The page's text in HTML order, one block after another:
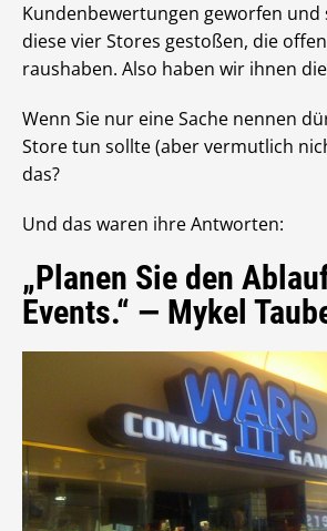
Kundenbewertungen geworfen und
diese vier Stores gestoßen, die
raushaben. Also haben wir ihnen
Wenn Sie nur eine Sache nennen
Store tun sollte (aber vermutlich
das?
Und das waren ihre Antworten:
„Planen Sie den
Events.“ — Mykel